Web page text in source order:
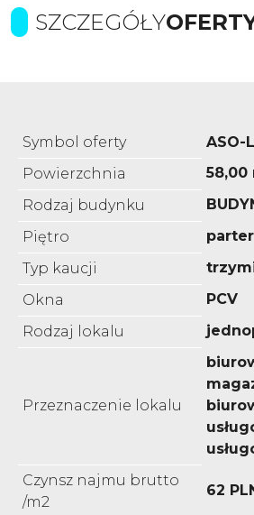
SZCZEGÓŁY
Symbol oferty
ASO-
Powierzchnia
58,00
Rodzaj budynku
Piętro
parter
Typ kaucji
Okna
PCV
Rodzaj lokalu
Przeznaczenie lokalu
Czynsz najmu brutto
/m2
62